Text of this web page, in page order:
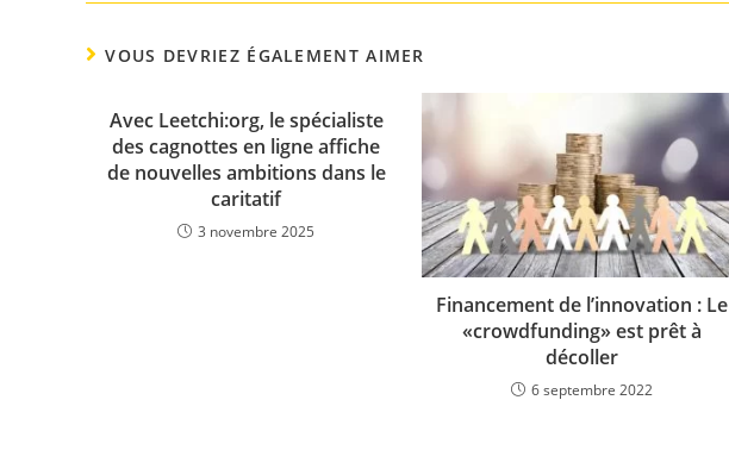
VOUS DEVRIEZ ÉGALEMENT AIMER
Avec Leetchi:org, le spécialiste
des cagnottes en ligne affiche
de nouvelles ambitions dans le
caritatif
3 novembre 2025
Financement de l’innovation : Le
«crowdfunding» est prêt à
décoller
6 septembre 2022